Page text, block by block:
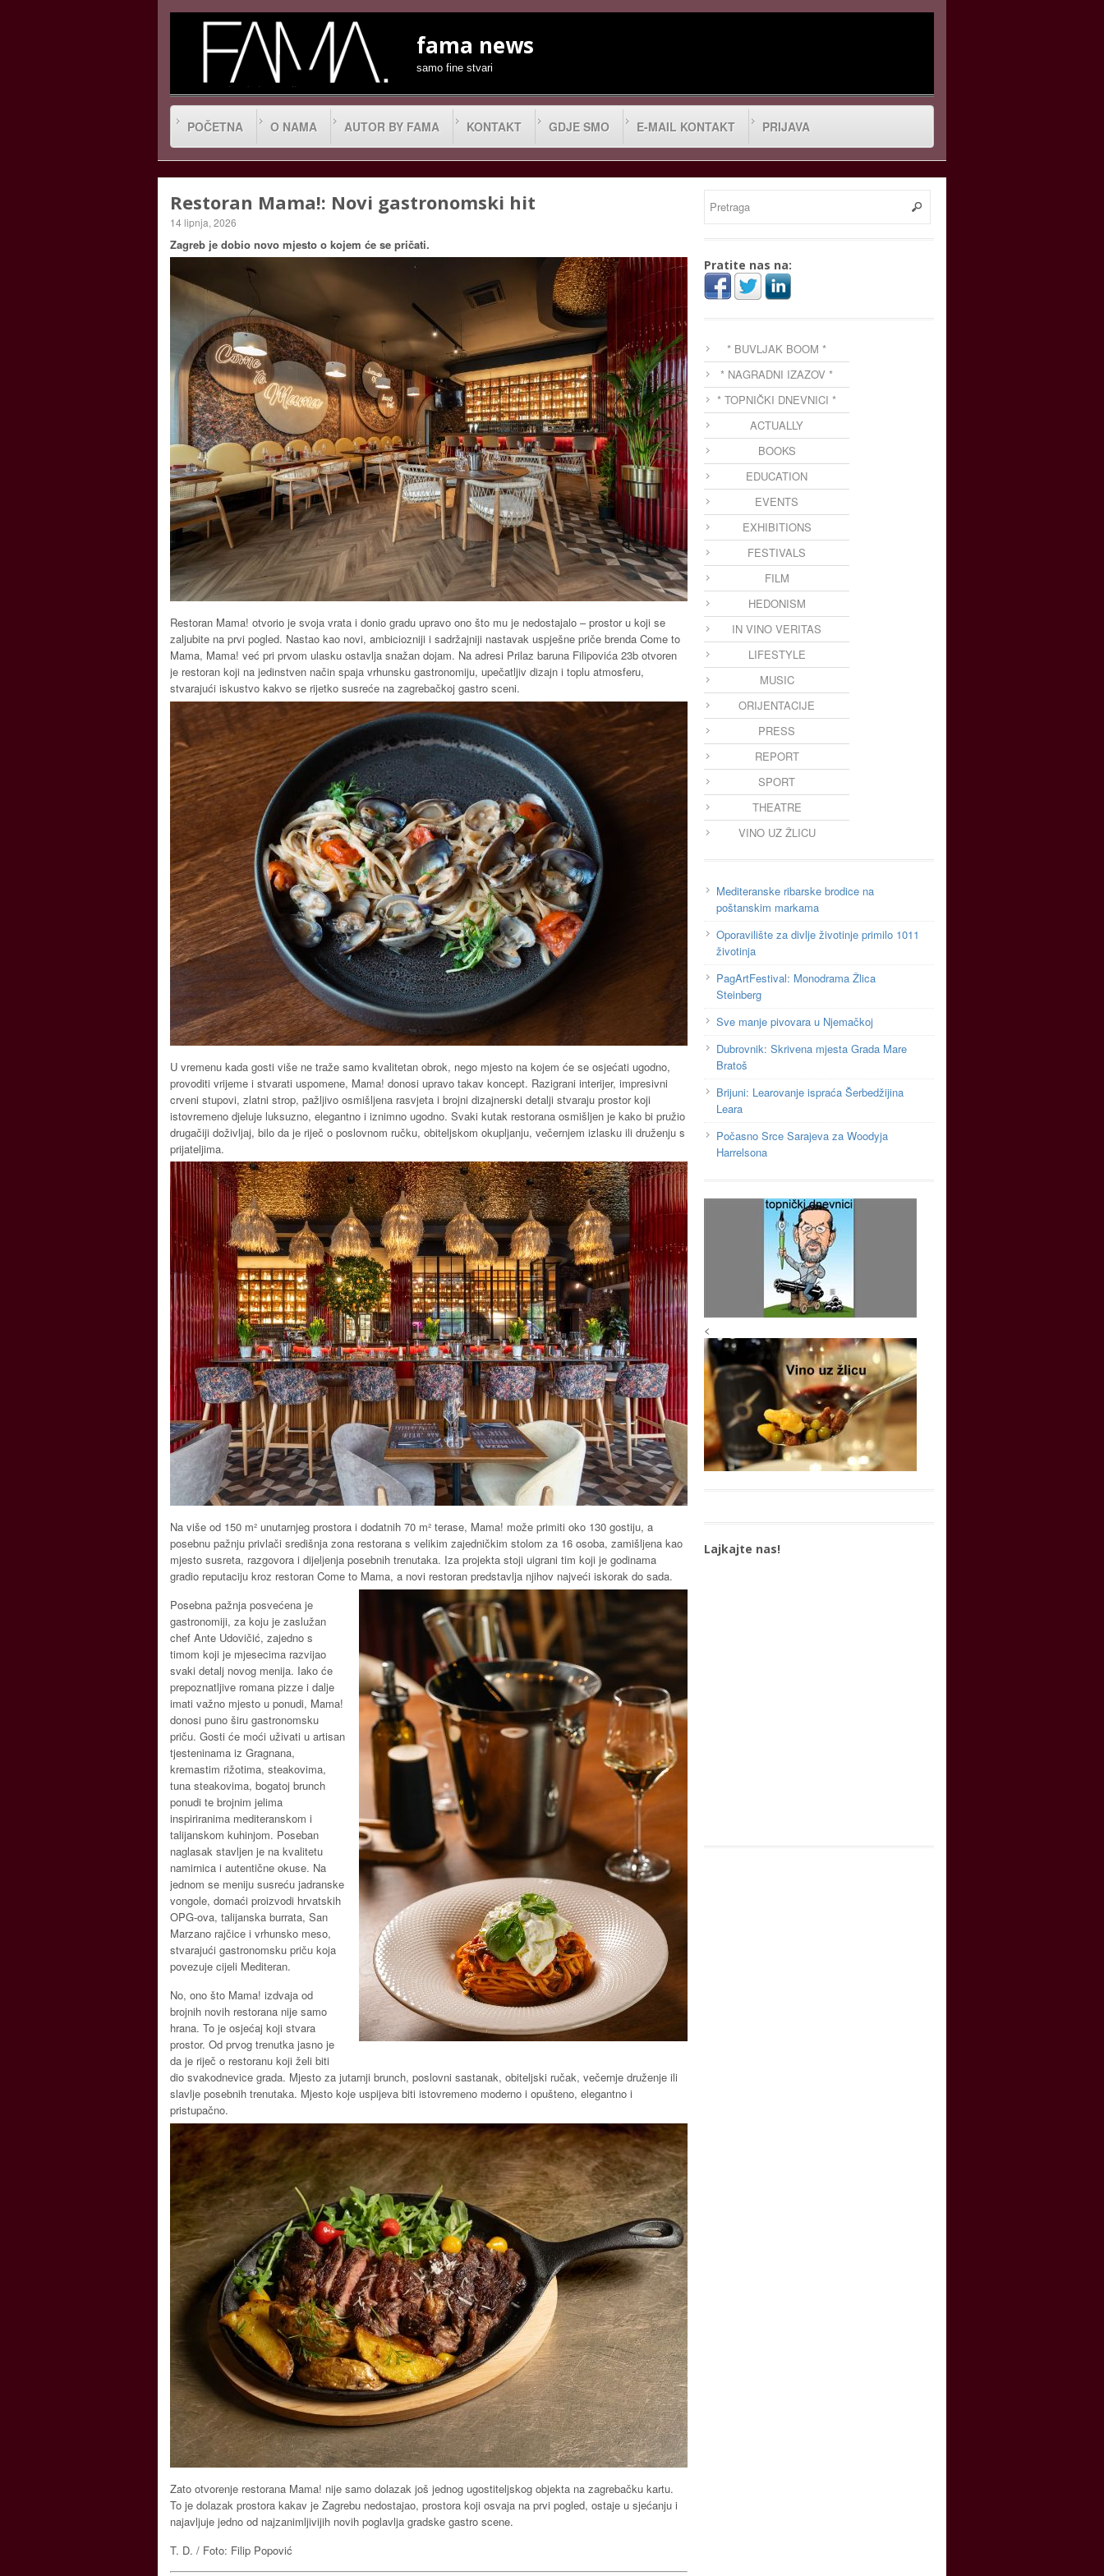
fama news
samo fine stvari
POČETNA O NAMA AUTOR BY FAMA KONTAKT GDJE SMO E-MAIL KONTAKT PRIJAVA
Restoran Mama!: Novi gastronomski hit
14 lipnja, 2026
Zagreb je dobio novo mjesto o kojem će se pričati.
Restoran Mama! otvorio je svoja vrata i donio gradu upravo ono što mu je nedostajalo – prostor u koji se
zaljubite na prvi pogled. Nastao kao novi, ambiciozniji i sadržajniji nastavak uspješne priče brenda Come to
Mama, Mama! već pri prvom ulasku ostavlja snažan dojam. Na adresi Prilaz baruna Filipovića 23b otvoren
je restoran koji na jedinstven način spaja vrhunsku gastronomiju, upečatljiv dizajn i toplu atmosferu,
stvarajući iskustvo kakvo se rijetko susreće na zagrebačkoj gastro sceni.
U vremenu kada gosti više ne traže samo kvalitetan obrok, nego mjesto na kojem će se osjećati ugodno,
provoditi vrijeme i stvarati uspomene, Mama! donosi upravo takav koncept. Razigrani interijer, impresivni
crveni stupovi, zlatni strop, pažljivo osmišljena rasvjeta i brojni dizajnerski detalji stvaraju prostor koji
istovremeno djeluje luksuzno, elegantno i iznimno ugodno. Svaki kutak restorana osmišljen je kako bi pružio
drugačiji doživljaj, bilo da je riječ o poslovnom ručku, obiteljskom okupljanju, večernjem izlasku ili druženju s
prijateljima.
Na više od 150 m² unutarnjeg prostora i dodatnih 70 m² terase, Mama! može primiti oko 130 gostiju, a
posebnu pažnju privlači središnja zona restorana s velikim zajedničkim stolom za 16 osoba, zamišljena kao
mjesto susreta, razgovora i dijeljenja posebnih trenutaka. Iza projekta stoji uigrani tim koji je godinama
gradio reputaciju kroz restoran Come to Mama, a novi restoran predstavlja njihov najveći iskorak do sada.
Posebna pažnja posvećena je
gastronomiji, za koju je zaslužan
chef Ante Udovičić, zajedno s
timom koji je mjesecima razvijao
svaki detalj novog menija. Iako će
prepoznatljive romana pizze i dalje
imati važno mjesto u ponudi, Mama!
donosi puno širu gastronomsku
priču. Gosti će moći uživati u artisan
tjesteninama iz Gragnana,
kremastim rižotima, steakovima,
tuna steakovima, bogatoj brunch
ponudi te brojnim jelima
inspiriranima mediteranskom i
talijanskom kuhinjom. Poseban
naglasak stavljen je na kvalitetu
namirnica i autentične okuse. Na
jednom se meniju susreću jadranske
vongole, domaći proizvodi hrvatskih
OPG-ova, talijanska burrata, San
Marzano rajčice i vrhunsko meso,
stvarajući gastronomsku priču koja
povezuje cijeli Mediteran.
No, ono što Mama! izdvaja od
brojnih novih restorana nije samo
hrana. To je osjećaj koji stvara
prostor. Od prvog trenutka jasno je
da je riječ o restoranu koji želi biti
dio svakodnevice grada. Mjesto za jutarnji brunch, poslovni sastanak, obiteljski ručak, večernje druženje ili
slavlje posebnih trenutaka. Mjesto koje uspijeva biti istovremeno moderno i opušteno, elegantno i
pristupačno.
Zato otvorenje restorana Mama! nije samo dolazak još jednog ugostiteljskog objekta na zagrebačku kartu.
To je dolazak prostora kakav je Zagrebu nedostajao, prostora koji osvaja na prvi pogled, ostaje u sjećanju i
najavljuje jedno od najzanimljivijih novih poglavlja gradske gastro scene.
T. D. / Foto: Filip Popović
Pratite nas na:
* BUVLJAK BOOM *
* NAGRADNI IZAZOV *
* TOPNIČKI DNEVNICI *
ACTUALLY
BOOKS
EDUCATION
EVENTS
EXHIBITIONS
FESTIVALS
FILM
HEDONISM
IN VINO VERITAS
LIFESTYLE
MUSIC
ORIJENTACIJE
PRESS
REPORT
SPORT
THEATRE
VINO UZ ŽLICU
Mediteranske ribarske brodice na
poštanskim markama
Oporavilište za divlje životinje primilo 1011
životinja
PagArtFestival: Monodrama Žlica
Steinberg
Sve manje pivovara u Njemačkoj
Dubrovnik: Skrivena mjesta Grada Mare
Bratoš
Brijuni: Learovanje ispraća Šerbedžijina
Leara
Počasno Srce Sarajeva za Woodyja
Harrelsona
<
Lajkajte nas!